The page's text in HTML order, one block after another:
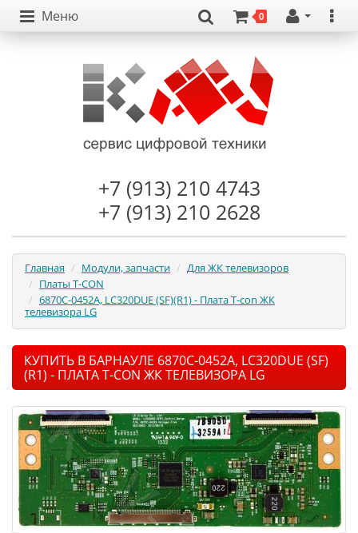
Меню 0
+7 (913) 210 4743
+7 (913) 210 2628
Главная Модули, запчасти
Для ЖК телевизоров
Платы T-CON
6870C-0452A, LC320DUE (SF)(R1) - Плата T-con ЖК
телевизора LG
КУПИТЬ В БАРНАУЛЕ 6870C-0452A, LC320DUE (SF)
(R1) - ПЛАТА T-CON ЖК ТЕЛЕВИЗОРА LG